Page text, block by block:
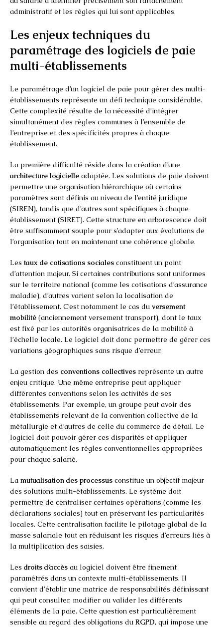
administratif et les règles qui lui sont applicables.
Les enjeux techniques du
paramétrage des logiciels de paie
multi-établissements
Le paramétrage d’un logiciel de paie pour gérer des multi-
établissements représente un défi technique considérable.
Cette complexité résulte de la nécessité d’intégrer
simultanément des règles communes à l’ensemble de
l’entreprise et des spécificités propres à chaque
établissement.
La première difficulté réside dans la création d’une
architecture logicielle adaptée. Les solutions de paie doivent
permettre une organisation hiérarchique où certains
paramètres sont définis au niveau de l’entité juridique
(SIREN), tandis que d’autres sont spécifiques à chaque
établissement (SIRET). Cette structure en arborescence doit
être suffisamment souple pour s’adapter aux évolutions de
l’organisation tout en maintenant une cohérence globale.
Les taux de cotisations sociales constituent un point
d’attention majeur. Si certaines contributions sont uniformes
sur le territoire national (comme les cotisations d’assurance
maladie), d’autres varient selon la localisation de
l’établissement. C’est notamment le cas du versement
mobilité (anciennement versement transport), dont le taux
est fixé par les autorités organisatrices de la mobilité à
l’échelle locale. Le logiciel doit donc permettre de gérer ces
variations géographiques sans risque d’erreur.
La gestion des conventions collectives représente un autre
enjeu critique. Une même entreprise peut appliquer
différentes conventions selon les activités de ses
établissements. Par exemple, un groupe peut avoir des
établissements relevant de la convention collective de la
métallurgie et d’autres de celle du commerce de détail. Le
logiciel doit pouvoir gérer ces disparités et appliquer
automatiquement les règles conventionnelles appropriées
pour chaque salarié.
La mutualisation des processus constitue un objectif majeur
des solutions multi-établissements. Le système doit
permettre de centraliser certaines opérations (comme les
déclarations sociales) tout en préservant les particularités
locales. Cette centralisation facilite le pilotage global de la
masse salariale tout en réduisant les risques d’erreurs liés à
la multiplication des saisies.
Les droits d’accès au logiciel doivent être finement
paramétrés dans un contexte multi-établissements. Il
convient d’établir une matrice de responsabilités définissant
qui peut consulter, modifier ou valider les différents
éléments de la paie. Cette question est particulièrement
sensible au regard des obligations du RGPD, qui impose une